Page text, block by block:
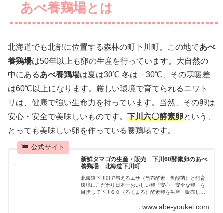
あべ養鶏場とは
北海道でも北部に位置する森林の町下川町。この地であべ
養鶏場は50年以上も卵の生産を行っています。大自然の
中にあるあべ養鶏場は夏は30℃ 冬は－30℃、その寒暖差
は60℃以上になります。厳しい環境で育てられるニワト
リは、健康で強い生命力を持っています。当然、その卵は
安心・安全で美味しいものです。 下川六〇酵素卵という、
とっても美味しい卵を作っている養鶏場です。
新鮮タマゴの生産・販売 下川60酵素卵のあべ
養鶏場 北海道下川町
北海道下川町で与えるエサ（昆布酵素・乳酸菌）と飼育
環境にこだわり日本一おいしい卵「安心・安全な卵」を
目指して下川６０（ろくまる）酵素卵を生産・販売して
www.abe-youkei.com